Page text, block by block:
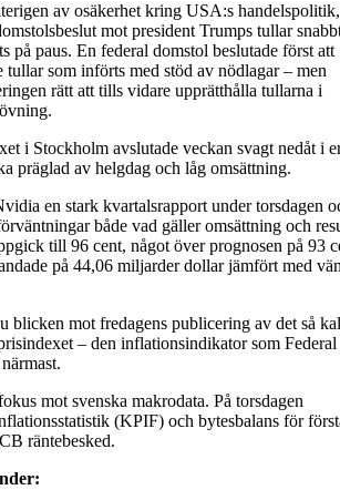
av osäkerhet kring USA:s handelspolitik,
mot president Trumps tullar
på paus. En federal domstol beslutade först att
tullar som införts med stöd av nödlagar – men
rätt att tills vidare upprätthålla tullarna i
i Stockholm avslutade veckan svagt nedåt i
präglad av helgdag och låg omsättning.
en stark kvartalsrapport under torsdagen
både vad gäller omsättning och
till 96 cent, något över prognosen på 93
på 44,06 miljarder dollar jämfört med
blicken mot fredagens publicering av det så
– den inflationsindikator som Federal
mot svenska makrodata. På torsdagen
(KPIF) och bytesbalans för
räntebesked.